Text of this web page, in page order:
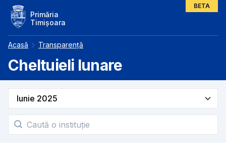
BETA
Primăria
Timișoara
Acasă Transparență
Cheltuieli lunare